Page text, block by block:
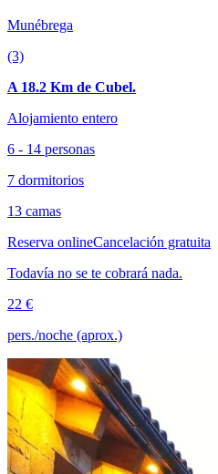
Munébrega
(3)
A 18.2 Km de Cubel.
Alojamiento entero
6 - 14 personas
7 dormitorios
13 camas
Reserva onlineCancelación gratuita
Todavía no se te cobrará nada.
22 €
pers./noche (aprox.)